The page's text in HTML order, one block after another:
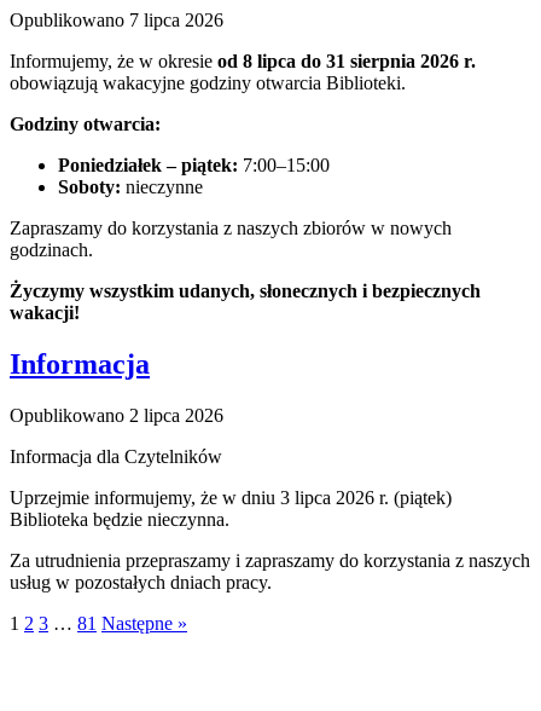
Opublikowano 7 lipca 2026
Informujemy, że w okresie od 8 lipca do 31 sierpnia 2026 r.
obowiązują wakacyjne godziny otwarcia Biblioteki.
Godziny otwarcia:
Poniedziałek – piątek: 7:00–15:00
Soboty: nieczynne
Zapraszamy do korzystania z naszych zbiorów w nowych
godzinach.
Życzymy wszystkim udanych, słonecznych i bezpiecznych
wakacji!
Informacja
Opublikowano 2 lipca 2026
Informacja dla Czytelników
Uprzejmie informujemy, że w dniu 3 lipca 2026 r. (piątek)
Biblioteka będzie nieczynna.
Za utrudnienia przepraszamy i zapraszamy do korzystania z naszych
usług w pozostałych dniach pracy.
1 2 3 … 81 Następne »